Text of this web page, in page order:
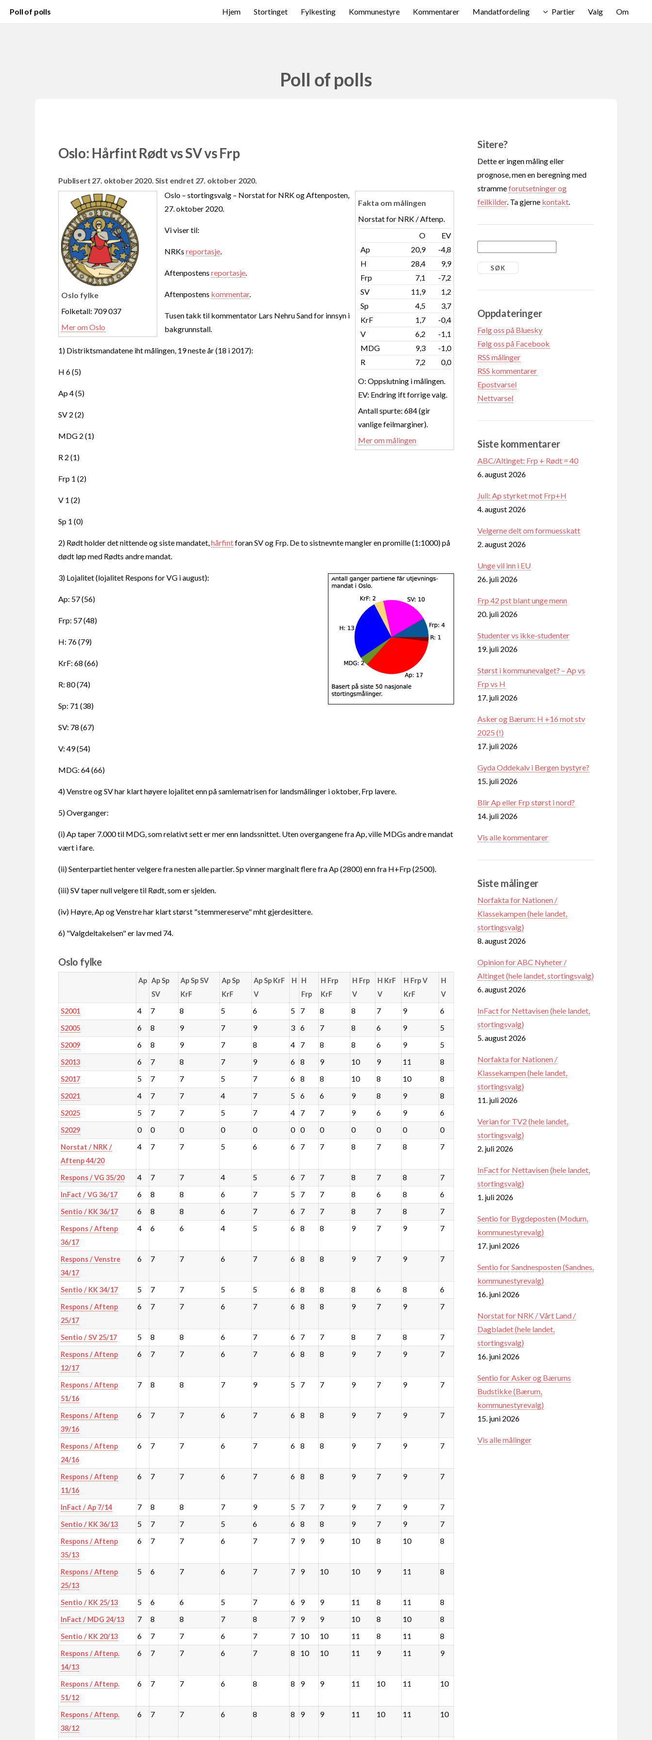
Poll of polls Hjem Stortinget Fylkesting Kommunestyre Kommentarer Mandatfordeling Partier Valg Om
Poll of polls
Oslo: Hårfint Rødt vs SV vs Frp
Publisert 27. oktober 2020. Sist endret 27. oktober 2020.
Oslo fylke
Folketall: 709 037
Mer om Oslo
Fakta om målingen
Norstat for NRK / Aftenp.
O
EV
Ap
20,9
-4,8
H
28,4
9,9
Frp
7,1
-7,2
SV
11,9
1,2
Sp
4,5
3,7
KrF
1,7
-0,4
V
6,2
-1,1
MDG
9,3
-1,0
R
7,2 0,0
O: Oppslutning i målingen.
EV: Endring ift forrige valg.
Antall spurte: 684 (gir
vanlige feilmarginer).
Mer om målingen
Oslo – stortingsvalg – Norstat for NRK og Aftenposten,
27. oktober 2020.
Vi viser til:
NRKs reportasje.
Aftenpostens reportasje.
Aftenpostens kommentar.
Tusen takk til kommentator Lars Nehru Sand for innsyn i
bakgrunnstall.
1) Distriktsmandatene iht målingen, 19 neste år (18 i 2017):
H 6 (5)
Ap 4 (5)
SV 2 (2)
MDG 2 (1)
R 2 (1)
Frp 1 (2)
V 1 (2)
Sp 1 (0)
2) Rødt holder det nittende og siste mandatet,hårfintforan SV og Frp. De to sistnevnte mangler en promille (1:1000) på
dødt løp med Rødts andre mandat.
3) Lojalitet (lojalitet Respons for VG i august):
Ap: 57 (56)
Frp: 57 (48)
H: 76 (79)
KrF: 68 (66)
R: 80 (74)
Sp: 71 (38)
SV: 78 (67)
V: 49 (54)
MDG: 64 (66)
4) Venstre og SV har klart høyere lojalitet enn på samlematrisen for landsmålinger i oktober, Frp lavere.
5) Overganger:
(i) Ap taper 7.000 til MDG, som relativt sett er mer enn landssnittet. Uten overgangene fra Ap, ville MDGs andre mandat
vært i fare.
(ii) Senterpartiet henter velgere fra nesten alle partier. Sp vinner marginalt flere fra Ap (2800) enn fra H+Frp (2500).
(iii) SV taper null velgere til Rødt, som er sjelden.
(iv) Høyre, Ap og Venstre har klart størst "stemmereserve" mht gjerdesittere.
6) "Valgdeltakelsen" er lav med 74.
Oslo fylke
Ap Ap Sp
SV
Ap Sp SV
KrF
Ap Sp
KrF
Ap Sp KrF
V
H
H
Frp
H Frp
KrF
H Frp
V
H KrF
V
H Frp V
KrF
H
V
S2001 4 7 8 5 6 5 7 8 8 7 9 6
S2005 6 8 9 7 9 3 6 7 8 6 9 5
S2009 6 8 9 7 8 4 7 8 8 6 9 5
S2013 6 7 8 7 9 6 8 9 10 9 11 8
S2017 5 7 7 5 7 6 8 8 10 8 10 8
S2021 4 7 7 4 7 5 6 6 9 8 9 8
S2025 5 7 7 5 7 4 7 7 9 6 9 6
S2029 0 0 0 0 0 0 0 0 0 0 0 0
Norstat / NRK /
Aftenp 44/20
4 7 7 5 6 6 7 7 8 7 8 7
Respons / VG 35/20 4 7 7 4 5 6 7 7 8 7 8 7
InFact / VG 36/17 6 8 8 6 7 5 7 7 8 6 8 6
Sentio / KK 36/17 6 8 8 6 7 6 7 7 8 7 8 7
Respons / Aftenp
36/17
4 6 6 4 5 6 8 8 9 7 9 7
Respons / Venstre
34/17
6 7 7 6 7 6 8 8 9 7 9 7
Sentio / KK 34/17 5 7 7 5 5 6 8 8 8 6 8 6
Respons / Aftenp
25/17
6 7 7 6 7 6 8 8 9 7 9 7
Sentio / SV 25/17 5 8 8 6 7 6 7 7 8 7 8 7
Respons / Aftenp
12/17
6 7 7 6 7 6 8 8 9 7 9 7
Respons / Aftenp
51/16
7 8 8 7 9 5 7 7 9 7 9 7
Respons / Aftenp
39/16
6 7 7 6 7 6 8 8 9 7 9 7
Respons / Aftenp
24/16
6 7 7 6 7 6 8 8 9 7 9 7
Respons / Aftenp
11/16
6 7 7 6 7 6 8 8 9 7 9 7
InFact / Ap 7/14 7 8 8 7 9 5 7 7 9 7 9 7
Sentio / KK 36/13 5 7 7 5 6 6 8 8 9 7 9 7
Respons / Aftenp
35/13
6 7 7 6 7 7 9 9 10 8 10 8
Respons / Aftenp
25/13
5 6 7 6 7 7 9 10 10 9 11 8
Sentio / KK 25/13 5 6 6 5 7 6 9 9 11 8 11 8
InFact / MDG 24/13 7 8 8 7 8 7 9 9 10 8 10 8
Sentio / KK 20/13 6 7 7 6 7 7 10 10 11 8 11 8
Respons / Aftenp.
14/13
6 7 7 6 7 8 10 10 11 9 11 9
Respons / Aftenp.
51/12
6 7 7 6 8 8 9 9 11 10 11 10
Respons / Aftenp.
38/12
6 7 7 6 8 8 9 9 11 10 11 10
Sitere?
Dette er ingen måling eller
prognose, men en beregning med
strammeforutsetninger og
feilkilder. Ta gjerne kontakt
Oppdateringer
Følg oss på Bluesky
Følg oss på Facebook
RSS målinger
RSS kommentarer
Epostvarsel
Nettvarsel
Siste kommentarer
ABC/Altinget: Frp + Rødt = 40
6. august 2026
Juli: Ap styrket mot Frp+H
4. august 2026
Velgerne delt om formuesskatt
2. august 2026
Unge vil inn i EU
26. juli 2026
Frp 42 pst blant unge menn
20. juli 2026
Studenter vs ikke-studenter
19. juli 2026
Størst i kommunevalget? – Ap vs
Frp vs H
17. juli 2026
Asker og Bærum: H +16 mot stv
2025 (!)
17. juli 2026
Gyda Oddekalv i Bergen bystyre?
15. juli 2026
Blir Ap eller Frp størst i nord?
14. juli 2026
Vis alle kommentarer
Siste målinger
Norfakta for Nationen /
Klassekampen (hele landet,
stortingsvalg)
8. august 2026
Opinion for ABC Nyheter /
Altinget (hele landet, stortingsvalg)
6. august 2026
InFact for Nettavisen (hele landet,
stortingsvalg)
5. august 2026
Norfakta for Nationen /
Klassekampen (hele landet,
stortingsvalg)
11. juli 2026
Verian for TV2 (hele landet,
stortingsvalg)
2. juli 2026
InFact for Nettavisen (hele landet,
stortingsvalg)
1. juli 2026
Sentio for Bygdeposten (Modum,
kommunestyrevalg)
17. juni 2026
Sentio for Sandnesposten (Sandnes,
kommunestyrevalg)
16. juni 2026
Norstat for NRK / Vårt Land /
Dagbladet (hele landet,
stortingsvalg)
16. juni 2026
Sentio for Asker og Bærums
Budstikke (Bærum,
kommunestyrevalg)
15. juni 2026
Vis alle målinger